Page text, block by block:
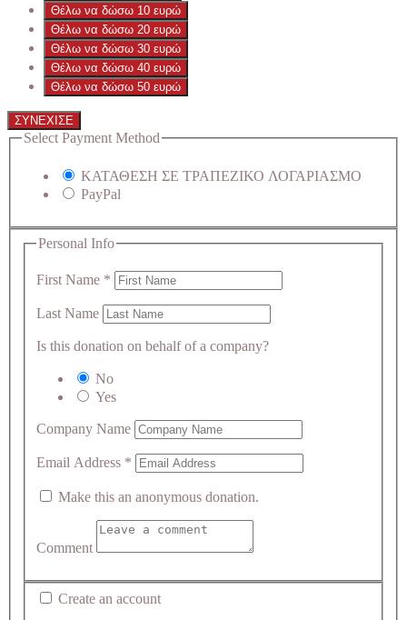
Θέλω να δώσω 10 ευρώ
Θέλω να δώσω 20 ευρώ
Θέλω να δώσω 30 ευρώ
Θέλω να δώσω 40 ευρώ
Θέλω να δώσω 50 ευρώ
ΣΥΝΕΧΙΣΕ
Select Payment Method
ΚΑΤΑΘΕΣΗ ΣΕ ΤΡΑΠΕΖΙΚΟ ΛΟΓΑΡΙΑΣΜΟ
PayPal
Personal Info
First Name *
Last Name
Is this donation on behalf of a company?
No
Yes
Company Name
Email Address *
Make this an anonymous donation.
Comment
Create an account